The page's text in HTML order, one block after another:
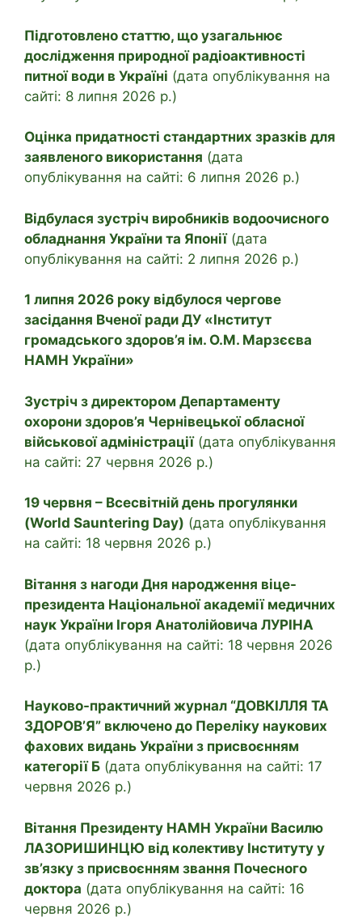
Підготовлено статтю, що узагальнює
дослідження природної радіоактивності
питної води в Україні (дата опублікування на
сайті: 8 липня 2026 р.)
Оцінка придатності стандартних зразків для
заявленого використання (дата
опублікування на сайті: 6 липня 2026 р.)
Відбулася зустріч виробників водоочисного
обладнання України та Японії(дата
опублікування на сайті: 2 липня 2026 р.)
1 липня 2026 року відбулося чергове
засідання Вченої ради ДУ «Інститут
громадського здоров’я ім. О.М. Марзєєва
НАМН України»
Зустріч з директором Департаменту
охорони здоров’я Чернівецької обласної
військової адміністрації(дата опублікування
на сайті: 27 червня 2026 р.)
19 червня – Всесвітній день прогулянки
(World Sauntering Day) (дата опублікування
на сайті: 18 червня 2026 р.)
Вітання з нагоди Дня народження віце-
президента Національної академії медичних
наук України Ігоря Анатолійовича ЛУРІНА
(дата опублікування на сайті: 18 червня 2026
р.)
Науково-практичний журнал “ДОВКІЛЛЯ ТА
ЗДОРОВ’Я” включено до Переліку наукових
фахових видань України з присвоєнням
категорії Б (дата опублікування на сайті: 17
червня 2026 р.)
Вітання Президенту НАМН України Василю
ЛАЗОРИШИНЦЮ від колективу Інституту у
зв’язку з присвоєнням звання Почесного
доктора (дата опублікування на сайті: 16
червня 2026 р.)